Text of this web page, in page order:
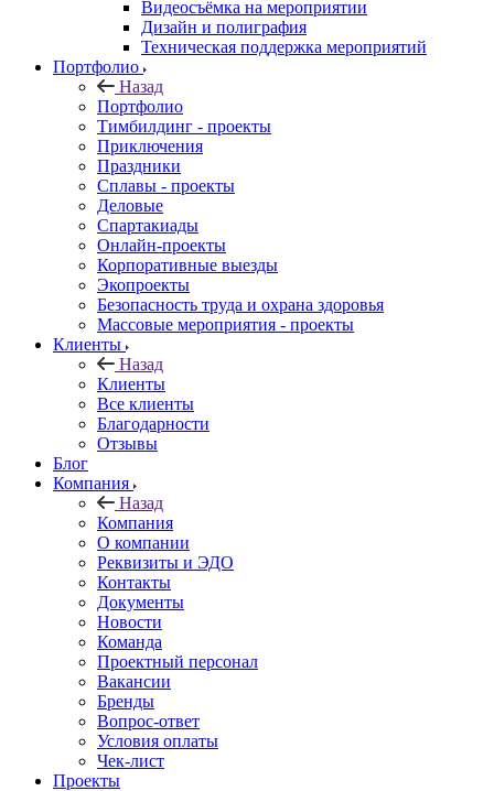
Видеосъёмка на мероприятии
Дизайн и полиграфия
Техническая поддержка мероприятий
Портфолио
Назад
Портфолио
Тимбилдинг - проекты
Приключения
Праздники
Сплавы - проекты
Деловые
Спартакиады
Онлайн-проекты
Корпоративные выезды
Экопроекты
Безопасность труда и охрана здоровья
Массовые мероприятия - проекты
Клиенты
Назад
Клиенты
Все клиенты
Благодарности
Отзывы
Блог
Компания
Назад
Компания
О компании
Реквизиты и ЭДО
Контакты
Документы
Новости
Команда
Проектный персонал
Вакансии
Бренды
Вопрос-ответ
Условия оплаты
Чек-лист
Проекты